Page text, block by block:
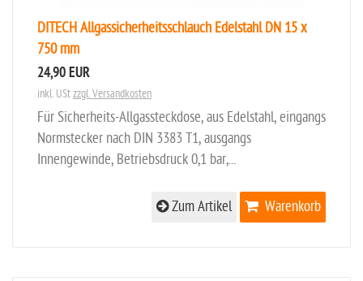
DITECH Allgassicherheitsschlauch Edelstahl DN 15 x
750 mm
24,90 EUR
inkl. UStzzgl. Versandkosten
Für Sicherheits-Allgassteckdose, aus Edelstahl, eingangs
Normstecker nach DIN 3383 T1, ausgangs
Innengewinde, Betriebsdruck 0,1 bar,...
Warenkorb
Zum Artikel